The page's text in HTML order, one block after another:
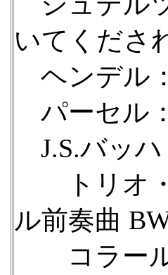
いてくださ
ヘンデル
パーセル
J.S.バッハ
トリオ・
ル前奏曲
コラール